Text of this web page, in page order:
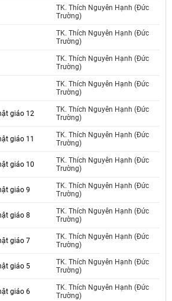
TK. Thích Nguyên Hạnh (Đức
Trường)
TK. Thích Nguyên Hạnh (Đức
Trường)
TK. Thích Nguyên Hạnh (Đức
Trường)
TK. Thích Nguyên Hạnh (Đức
Trường)
giáo 12
TK. Thích Nguyên Hạnh (Đức
Trường)
giáo 11
TK. Thích Nguyên Hạnh (Đức
Trường)
giáo 10
TK. Thích Nguyên Hạnh (Đức
Trường)
giáo 9
TK. Thích Nguyên Hạnh (Đức
Trường)
giáo 8
TK. Thích Nguyên Hạnh (Đức
Trường)
giáo 7
TK. Thích Nguyên Hạnh (Đức
Trường)
giáo 5
TK. Thích Nguyên Hạnh (Đức
Trường)
giáo 6
TK. Thích Nguyên Hạnh (Đức
Trường)